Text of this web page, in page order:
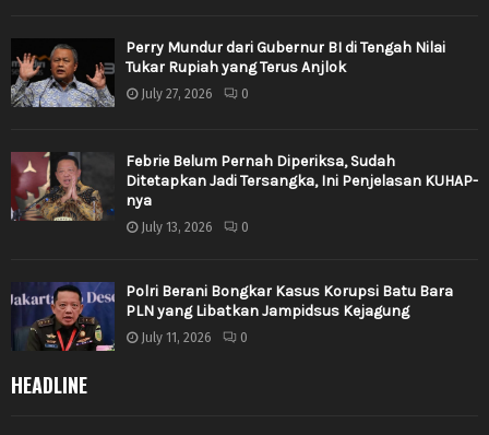
Perry Mundur dari Gubernur BI di Tengah Nilai
Tukar Rupiah yang Terus Anjlok
July 27, 2026 0
Febrie Belum Pernah Diperiksa, Sudah
Ditetapkan Jadi Tersangka, Ini Penjelasan KUHAP-
nya
July 13, 2026 0
Polri Berani Bongkar Kasus Korupsi Batu Bara
PLN yang Libatkan Jampidsus Kejagung
July 11, 2026 0
HEADLINE